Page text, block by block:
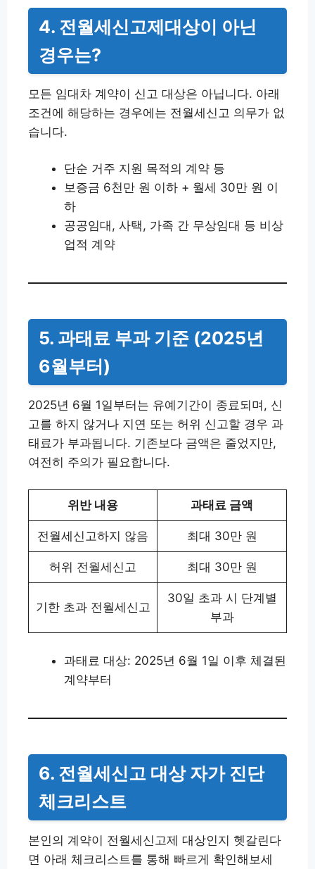
4. 전월세신고제대상이 아닌
경우는?
모든 임대차 계약이 신고 대상은 아닙니다. 아래
조건에 해당하는 경우에는 전월세신고 의무가 없
습니다.
단순 거주 지원 목적의 계약 등
보증금 6천만 원 이하 + 월세 30만 원 이
하
공공임대, 사택, 가족 간 무상임대 등 비상
업적 계약
5. 과태료 부과 기준 (2025년
6월부터)
2025년 6월 1일부터는 유예기간이 종료되며, 신
고를 하지 않거나 지연 또는 허위 신고할 경우 과
태료가 부과됩니다. 기존보다 금액은 줄었지만,
여전히 주의가 필요합니다.
위반 내용 과태료 금액
전월세신고하지 않음 최대 30만 원
허위 전월세신고 최대 30만 원
기한 초과 전월세신고
30일 초과 시 단계별
부과
과태료 대상: 2025년 6월 1일 이후 체결된
계약부터
6. 전월세신고 대상 자가 진단
체크리스트
본인의 계약이 전월세신고제 대상인지 헷갈린다
면 아래 체크리스트를 통해 빠르게 확인해보세